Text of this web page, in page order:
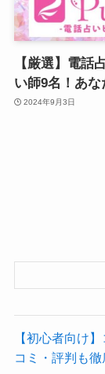
【厳選】電話
い師9名！あな
2024年9月3日
【初心者向け
コミ・評判も